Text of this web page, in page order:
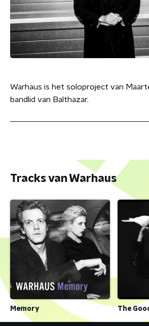
Warhaus is het soloproject van
bandlid van Balthazar.
Tracks van Warhaus
Memory The